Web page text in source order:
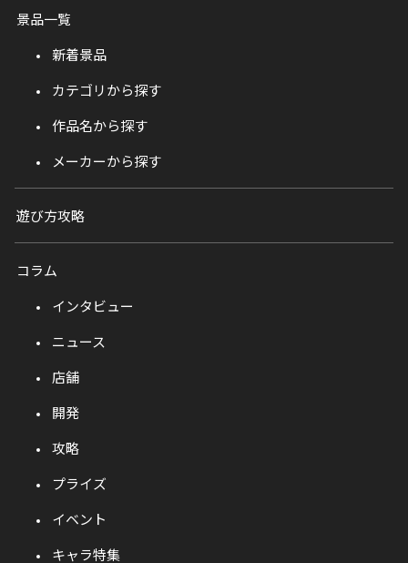
景品一覧
新着景品
カテゴリから探す
作品名から探す
メーカーから探す
遊び方攻略
コラム
インタビュー
ニュース
店舗
開発
攻略
プライズ
イベント
キャラ特集